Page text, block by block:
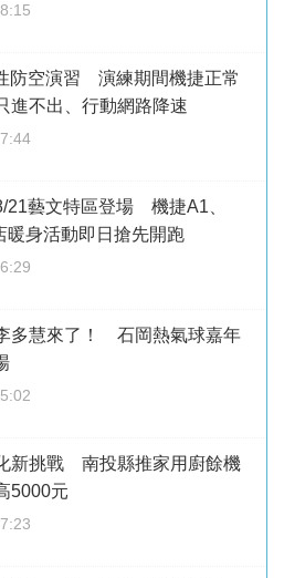
防空演習 演練期間機捷正常
進不出、行動網路降速
21藝文特區登場 機捷A1、
暖身活動即日搶先開跑
多慧來了！ 石岡熱氣球嘉年
新挑戰 南投縣推家用廚餘機
5000元